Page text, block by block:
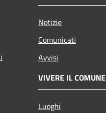
Notizie
Comunicati
Avvisi
VIVERE IL COMUNE
Luoghi